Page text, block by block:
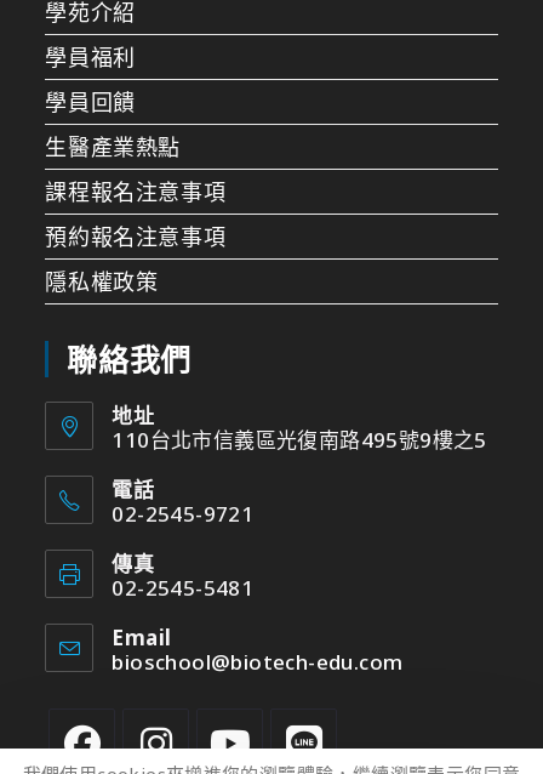
學苑介紹
學員福利
學員回饋
生醫產業熱點
課程報名注意事項
預約報名注意事項
隱私權政策
聯絡我們
地址
110台北市信義區光復南路495號9樓之5
電話
02-2545-9721
傳真
02-2545-5481
Email
bioschool@biotech-edu.com